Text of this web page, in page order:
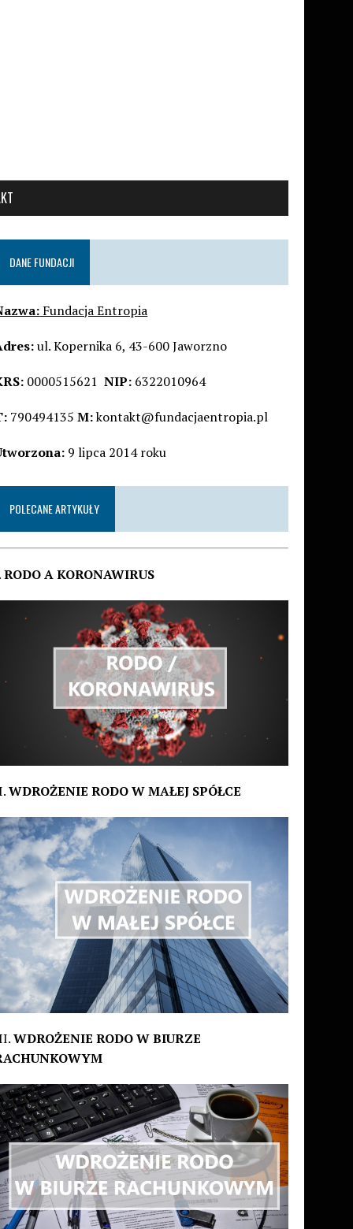
DANE FUNDACJI
Fundacja Entropia
ul. Kopernika 6, 43-600 Jaworzno
0000515621NIP: 6322010964
790494135M:kontakt@fundacjaentropia.pl
9 lipca 2014 roku
POLECANE ARTYKUŁY
RODO A KORONAWIRUS
WDROŻENIE RODO W MAŁEJ SPÓŁCE
WDROŻENIE RODO W BIURZE